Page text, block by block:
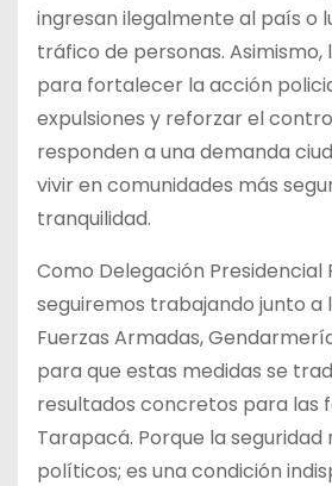
ingresan ilegalmente al país o
tráfico de personas. Asimismo,
para fortalecer la acción
expulsiones y reforzar el
responden a una demanda
vivir en comunidades más
tranquilidad.
Como Delegación Presidencial
seguiremos trabajando junto a
Fuerzas Armadas,
para que estas medidas se
resultados concretos para las
Tarapacá. Porque la
políticos; es una condición